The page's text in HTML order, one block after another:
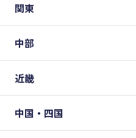
関東
中部
近畿
中国・四国